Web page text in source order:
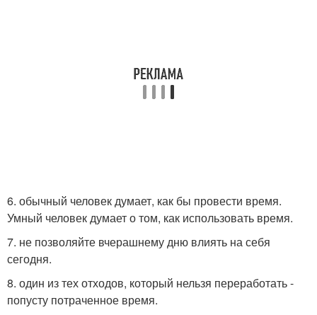
6. обычный человек думает, как бы провести время.
Умный человек думает о том, как использовать время.
7. не позволяйте вчерашнему дню влиять на себя
сегодня.
8. один из тех отходов, который нельзя переработать -
попусту потраченное время.